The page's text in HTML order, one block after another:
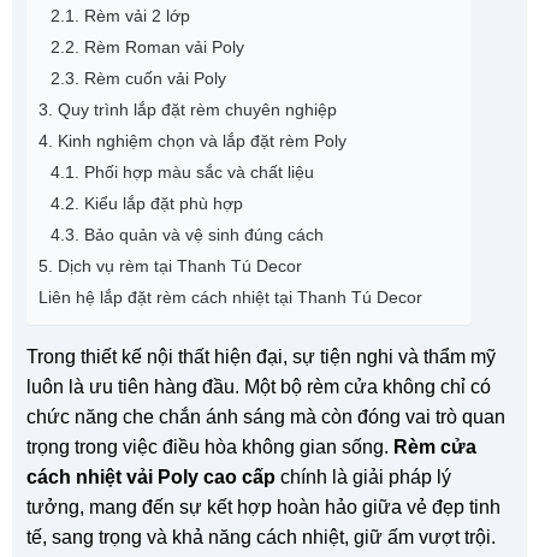
2.1. Rèm vải 2 lớp
2.2. Rèm Roman vải Poly
2.3. Rèm cuốn vải Poly
3. Quy trình lắp đặt rèm chuyên nghiệp
4. Kinh nghiệm chọn và lắp đặt rèm Poly
4.1. Phối hợp màu sắc và chất liệu
4.2. Kiểu lắp đặt phù hợp
4.3. Bảo quản và vệ sinh đúng cách
5. Dịch vụ rèm tại Thanh Tú Decor
Liên hệ lắp đặt rèm cách nhiệt tại Thanh Tú Decor
Trong thiết kế nội thất hiện đại, sự tiện nghi và thẩm mỹ
luôn là ưu tiên hàng đầu. Một bộ rèm cửa không chỉ có
chức năng che chắn ánh sáng mà còn đóng vai trò quan
trọng trong việc điều hòa không gian sống. Rèm cửa
cách nhiệt vải Poly cao cấp chính là giải pháp lý
tưởng, mang đến sự kết hợp hoàn hảo giữa vẻ đẹp tinh
tế, sang trọng và khả năng cách nhiệt, giữ ấm vượt trội.